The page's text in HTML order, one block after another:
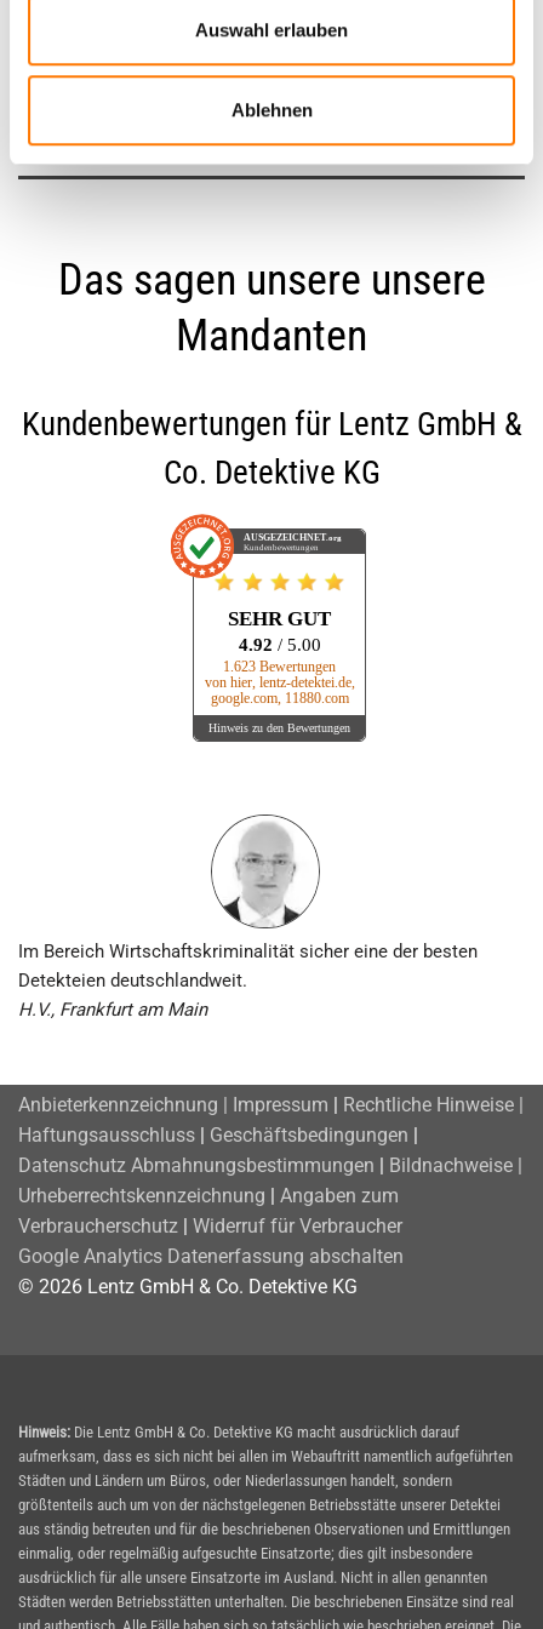
Auswahl erlauben
Ablehnen
Das sagen unsere unsere
Mandanten
Kundenbewertungen für Lentz GmbH &
Co. Detektive KG
AUSGEZEICHNET .org
Kundenbewertungen
SEHR GUT
4.92 / 5.00
1.623 Bewertungen
von hier, lentz-detektei.de,
google.com, 11880.com
Hinweis zu den Bewertungen
Im Bereich Wirtschafts­kriminalität sicher eine der besten
Detekteien deutschlandweit.
H.V., Frankfurt am Main
Anbieterkennzeichnung | Impressum | Rechtliche Hinweise |
Haftungsausschluss | Geschäftsbedingungen |
Datenschutz Abmahnungsbestimmungen | Bildnachweise |
Urheberrechtskennzeichnung | Angaben zum
Verbraucherschutz | Widerruf für Verbraucher
Google Analytics Datenerfassung abschalten
© 2026 Lentz GmbH & Co. Detektive KG
Hinweis: Die Lentz GmbH & Co. Detektive KG macht ausdrücklich darauf
aufmerksam, dass es sich nicht bei allen im Webauftritt namentlich aufgeführten
Städten und Ländern um Büros, oder Niederlassungen handelt, sondern
größtenteils auch um von der nächstgelegenen Betriebsstätte unserer Detektei
aus ständig betreuten und für die beschriebenen Observationen und Ermittlungen
einmalig, oder regelmäßig aufgesuchte Einsatzorte; dies gilt insbesondere
ausdrücklich für alle unsere Einsatzorte im Ausland. Nicht in allen genannten
Städten werden Betriebsstätten unterhalten. Die beschriebenen Einsätze sind real